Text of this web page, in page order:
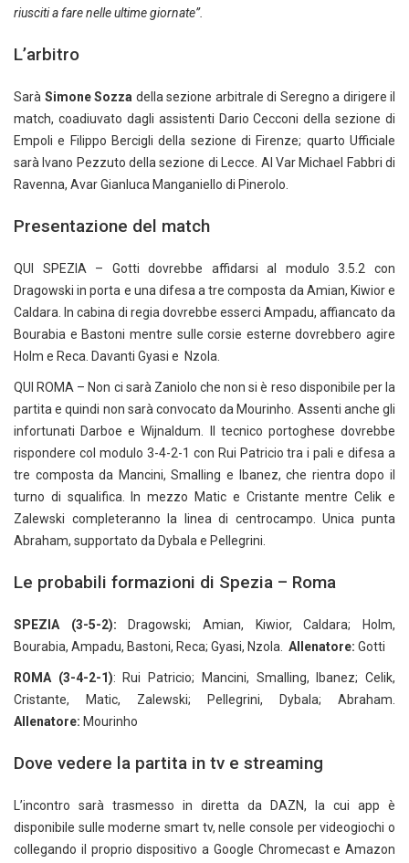
riusciti a fare nelle ultime giornate”.
L’arbitro
Sarà Simone Sozza della sezione arbitrale di Seregno a dirigere il
match, coadiuvato dagli assistenti Dario Cecconi della sezione di
Empoli e Filippo Bercigli della sezione di Firenze; quarto Ufficiale
sarà Ivano Pezzuto della sezione di Lecce. Al Var Michael Fabbri di
Ravenna, Avar Gianluca Manganiello di Pinerolo.
Presentazione del match
QUI SPEZIA – Gotti dovrebbe affidarsi al modulo 3.5.2 con
Dragowski in porta e una difesa a tre composta da Amian, Kiwior e
Caldara. In cabina di regia dovrebbe esserci Ampadu, affiancato da
Bourabia e Bastoni mentre sulle corsie esterne dovrebbero agire
Holm e Reca. Davanti Gyasi e Nzola.
QUI ROMA – Non ci sarà Zaniolo che non si è reso disponibile per la
partita e quindi non sarà convocato da Mourinho. Assenti anche gli
infortunati Darboe e Wijnaldum. Il tecnico portoghese dovrebbe
rispondere col modulo 3-4-2-1 con Rui Patricio tra i pali e difesa a
tre composta da Mancini, Smalling e Ibanez, che rientra dopo il
turno di squalifica. In mezzo Matic e Cristante mentre Celik e
Zalewski completeranno la linea di centrocampo. Unica punta
Abraham, supportato da Dybala e Pellegrini.
Le probabili formazioni di Spezia – Roma
SPEZIA (3-5-2): Dragowski; Amian, Kiwior, Caldara; Holm,
Bourabia, Ampadu, Bastoni, Reca; Gyasi, Nzola. Allenatore: Gotti
ROMA (3-4-2-1): Rui Patricio; Mancini, Smalling, Ibanez; Celik,
Cristante, Matic, Zalewski; Pellegrini, Dybala; Abraham.
Allenatore: Mourinho
Dove vedere la partita in tv e streaming
L’incontro sarà trasmesso in diretta da DAZN, la cui app è
disponibile sulle moderne smart tv, nelle console per videogiochi o
collegando il proprio dispositivo a Google Chromecast e Amazon